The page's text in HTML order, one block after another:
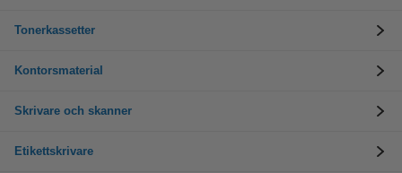
Tonerkassetter
Kontorsmaterial
Skrivare och skanner
Etikettskrivare